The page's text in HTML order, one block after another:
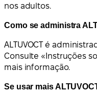
nos adultos.
Como se administra
ALTUVOCT é
Consulte «Instruções
mais informação.
Se usar mais